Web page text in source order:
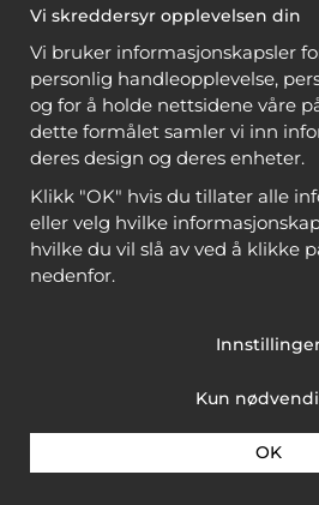
Vi skreddersyr opplevelsen din
Vi bruker informasjonskapsler
personlig handleopplevelse,
og for å holde nettsidene våre
dette formålet samler vi inn
deres design og deres enheter.
Klikk "OK" hvis du tillater alle
eller velg hvilke
hvilke du vil slå av ved å klikke
nedenfor.
Kun
OK